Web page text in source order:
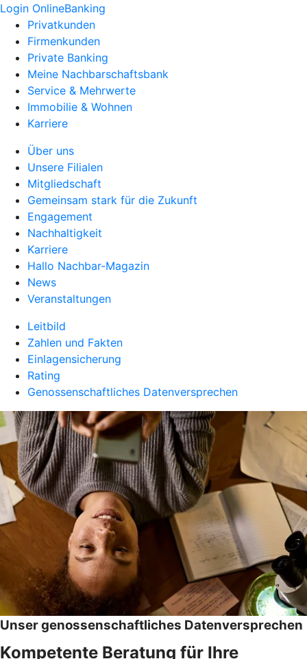
Login OnlineBanking
Privatkunden
Firmenkunden
Private Banking
Meine Nachbarschaftsbank
Service & Mehrwerte
Immobilie & Wohnen
Karriere
Über uns
Unsere Filialen
Mitgliedschaft
Gemeinsam stark für die Zukunft
Engagement
Nachhaltigkeit
Karriere
Hallo Nachbar-Magazin
News
Veranstaltungen
Leitbild
Zahlen und Fakten
Einlagensicherung
Rating
Genossenschaftliches Datenversprechen
Unser genossenschaftliches Datenversprechen
Kompetente Beratung für Ihre